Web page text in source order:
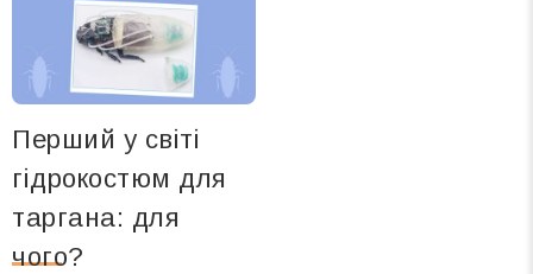
Перший у світі
гідрокостюм для
таргана: для
чого?